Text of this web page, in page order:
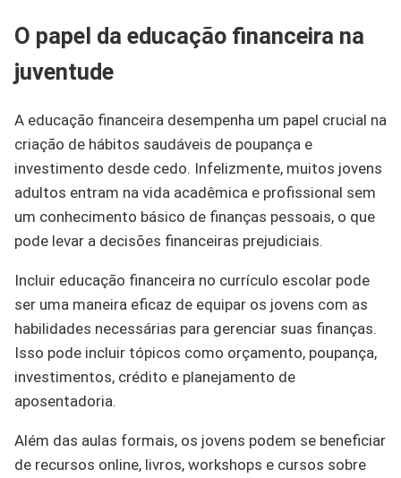
O papel da educação financeira na
juventude
A educação financeira desempenha um papel crucial na
criação de hábitos saudáveis de poupança e
investimento desde cedo. Infelizmente, muitos jovens
adultos entram na vida acadêmica e profissional sem
um conhecimento básico de finanças pessoais, o que
pode levar a decisões financeiras prejudiciais.
Incluir educação financeira no currículo escolar pode
ser uma maneira eficaz de equipar os jovens com as
habilidades necessárias para gerenciar suas finanças.
Isso pode incluir tópicos como orçamento, poupança,
investimentos, crédito e planejamento de
aposentadoria.
Além das aulas formais, os jovens podem se beneficiar
de recursos online, livros, workshops e cursos sobre